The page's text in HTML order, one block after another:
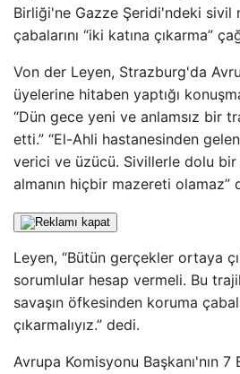
Birliği'ne Gazze Şeridi'ndeki sivil
çabalarını “iki katına çıkarma”
Von der Leyen, Strazburg'da
üyelerine hitaben yaptığı
“Dün gece yeni ve anlamsız bir
etti.” “El-Ahli hastanesinden
verici ve üzücü. Sivillerle dolu
almanın hiçbir mazereti olamaz”
Leyen, “Bütün gerçekler ortaya
sorumlular hesap vermeli. Bu
savaşın öfkesinden koruma
çıkarmalıyız.” dedi.
Avrupa Komisyonu Başkanı'nın